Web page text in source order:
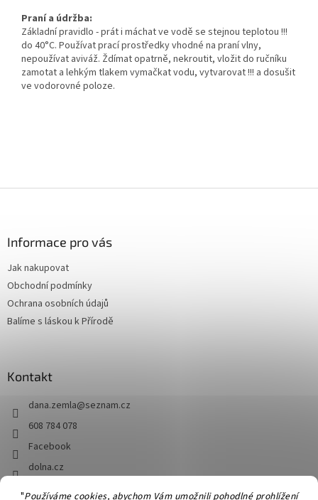
"Používáme cookies, abychom Vám umožnili pohodlné prohlížení
Praní a údržba:
Základní pravidlo - prát i máchat ve vodě se stejnou teplotou !!!
do 40°C. Používat prací prostředky vhodné na praní vlny,
nepoužívat aviváž. Ždímat opatrně, nekroutit, vložit do ručníku
zamotat a lehkým tlakem vymačkat vodu, vytvarovat !!! a dosušit
ve vodorovné poloze.
Informace pro vás
Jak nakupovat
Obchodní podmínky
Ochrana osobních údajů
Balíme s láskou k Přírodě
Kontakt
dana.zemla@seznam.cz
608 784 078
Facebook
dolna.cz